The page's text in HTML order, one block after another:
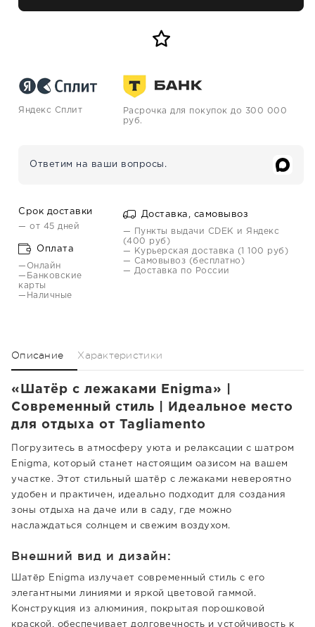
Яндекс Сплит
Расрочка для покупок до 300 000
руб.
Ответим на ваши вопросы.
Срок доставки
— от 45 дней
Оплата
—Онлайн
—Банковские
карты
—Наличные
Доставка, самовывоз
— Пункты выдачи CDEK и Яндекс
(400 руб)
— Курьерская доставка (1 100 руб)
— Самовывоз (бесплатно)
— Доставка по России
Описание Характеристики
«Шатёр с лежаками Enigma» |
Современный стиль | Идеальное место
для отдыха от Tagliamento
Погрузитесь в атмосферу уюта и релаксации с шатром
Enigma, который станет настоящим оазисом на вашем
участке. Этот стильный шатёр с лежаками невероятно
удобен и практичен, идеально подходит для создания
зоны отдыха на даче или в саду, где можно
наслаждаться солнцем и свежим воздухом.
Внешний вид и дизайн:
Шатёр Enigma излучает современный стиль с его
элегантными линиями и яркой цветовой гаммой.
Конструкция из алюминия, покрытая порошковой
краской, обеспечивает долговечность и устойчивость к